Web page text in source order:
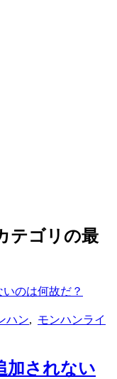
テゴリの最
ハン
モンハンライ
加されない